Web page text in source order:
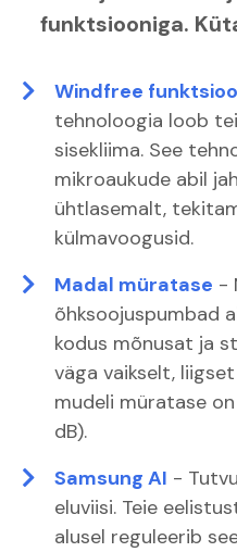
funktsiooniga.
Windfree
tehnoloogia loob
sisekliima. See
mikroaukude abil
ühtlasemalt,
külmavoogusid.
Madal müratase -
õhksoojuspumbad
kodus mõnusat ja
väga vaikselt,
mudeli müratase
dB).
Samsung AI -
eluviisi. Teie
alusel reguleerib